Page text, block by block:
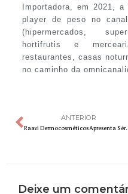
Importadora, em 2021,
player de peso no
(hipermercados,
hortifrutis e
restaurantes, casas
no caminho da
ANTERIOR
Raavi Dermocosméticos Apresenta
Deixe um